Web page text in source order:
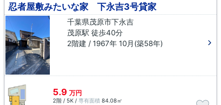
忍者屋敷みたいな家 下永吉3号貸家
千葉県茂原市下永吉
茂原駅 徒歩40分
2階建 / 1967年 10月(築58年)
5.9 万円
2階 / 5K / 専有面積 84.08㎡